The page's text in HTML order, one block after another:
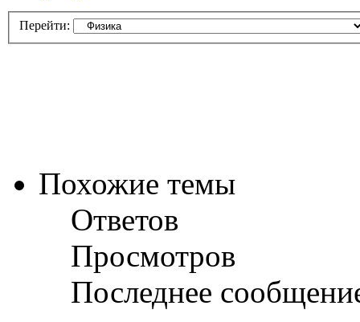
Перейти:
Похожие темы
Ответов
Просмотров
Последнее